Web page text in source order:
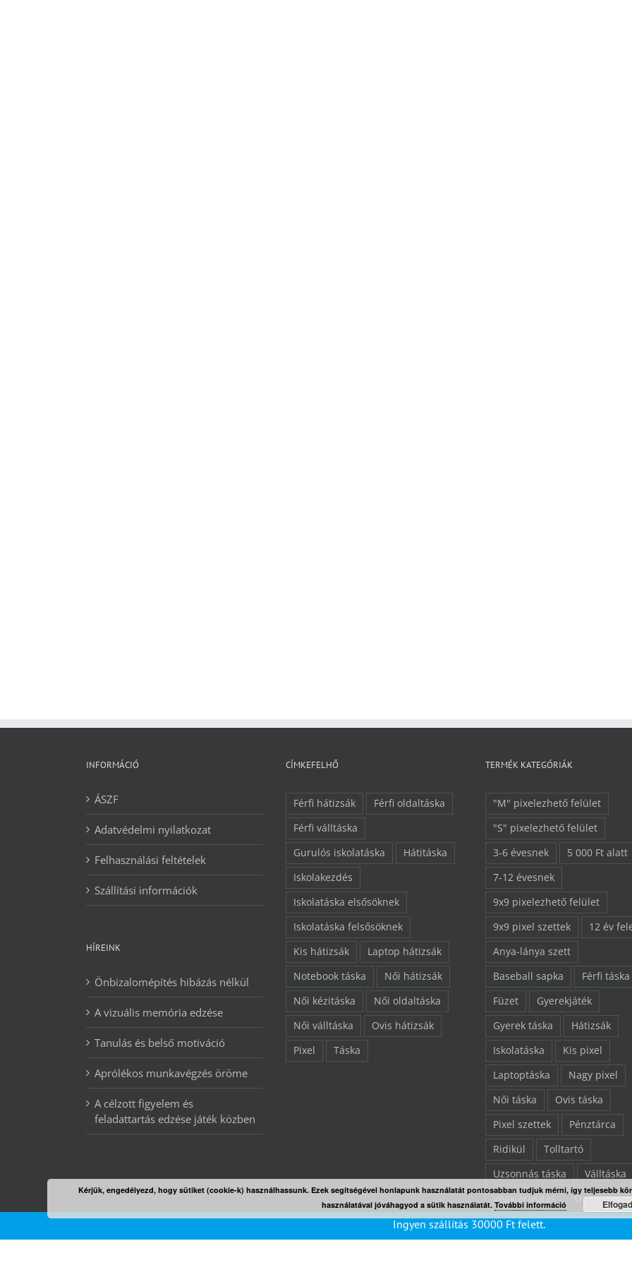
INFORMÁCIÓ
ÁSZF
Adatvédelmi nyilatkozat
Felhasználási feltételek
Szállítási információk
HÍREINK
Önbizalomépítés hibázás nélkül
A vizuális memória edzése
Tanulás és belső motiváció
Aprólékos munkavégzés öröme
A célzott figyelem és
feladattartás edzése játék közben
CÍMKEFELHŐ
Férfi hátizsák
Férfi oldaltáska
Férfi válltáska
Gurulós iskolatáska
Hátitáska
Iskolakezdés
Iskolatáska elsősöknek
Iskolatáska felsősöknek
Kis hátizsák
Laptop hátizsák
Notebook táska
Női hátizsák
Női kézitáska
Női oldaltáska
Női válltáska
Ovis hátizsák
Pixel
Táska
TERMÉK KATEGÓRIÁK
"M" pixelezhető felület
"S" pixelezhető felület
3-6 évesnek
5 000 Ft alatt
7-12 évesnek
9x9 pixelezhető felület
9x9 pixel szettek
12 év
Anya-lánya szett
Baseball sapka
Férfi táska
Füzet
Gyerekjáték
Gyerek táska
Hátizsák
Iskolatáska
Kis pixel
Laptoptáska
Nagy pixel
Női táska
Ovis táska
Pixel szettek
Pénztárca
Ridikül
Tolltartó
Uzsonnás táska
Válltáska
Végkiárusítás
Összes
“L” pixelezhető felület
Ingyen szállítás 30000 Ftfelett.
Kérjük, engedélyezd, hogy sütiket (cookie-k) használhassunk. Ezek segítségével honlapunk használatát pontosabban tudjuk mérni, így teljesebb
használatával jóváhagyod a sütik használatát. További információ Elfogad